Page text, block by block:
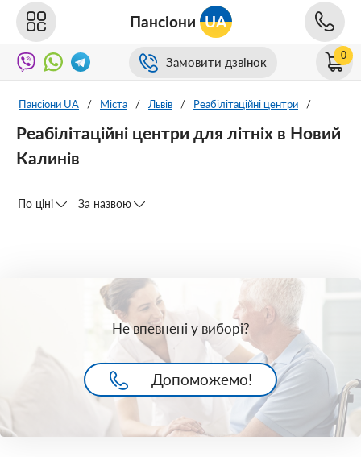
Пансіони UA
Замовити дзвінок 0
Пансіони UA / Міста / Львів / Реабілітаційні центри /
Реабілітаційні центри для літніх в Новий
Калинів
По ціні За назвою
Не впевнені у виборі?
Допоможемо!